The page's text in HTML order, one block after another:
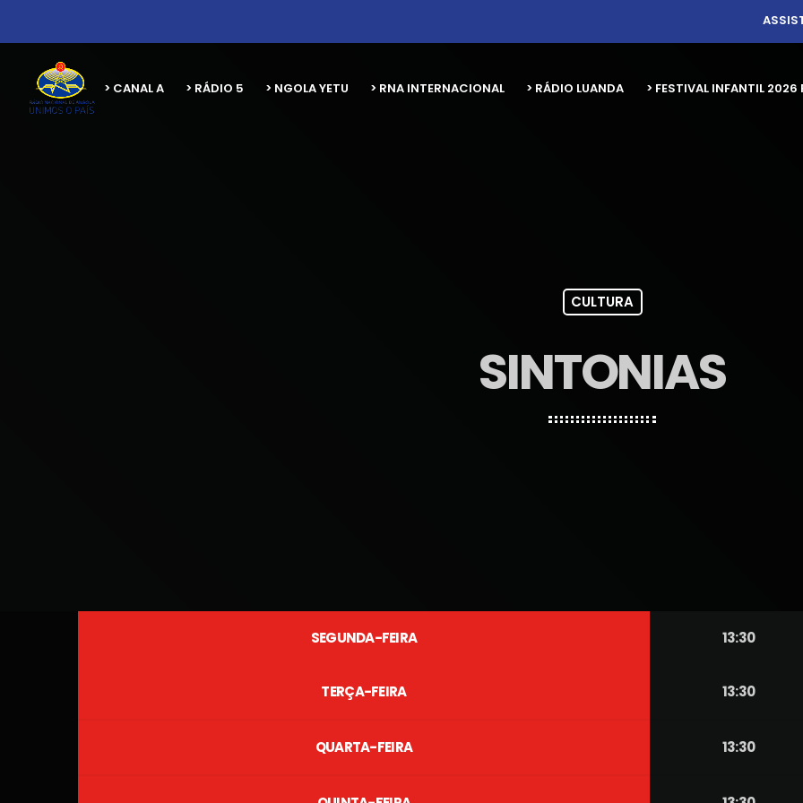
> CANAL A > RÁDIO 5 > NGOLA YETU > RNA INTERNACIONAL > RÁDIO LUANDA > FESTIVAL INFANTIL
CULTURA
SINTONIAS
SEGUNDA-FEIRA 13:30
TERÇA-FEIRA 13:30
QUARTA-FEIRA 13:30